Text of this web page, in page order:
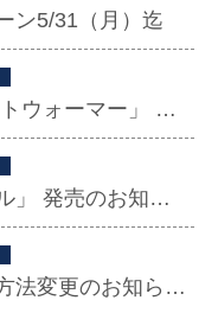
ン5/31（月）迄
【新製品「ペディプラス フットウォーマー」 発売のお知らせ】
【新製品「セブンバリアオイル」 発売のお知らせ】
【プリペイドカードお支払い方法変更のお知らせ】2021年3月14日（日）より